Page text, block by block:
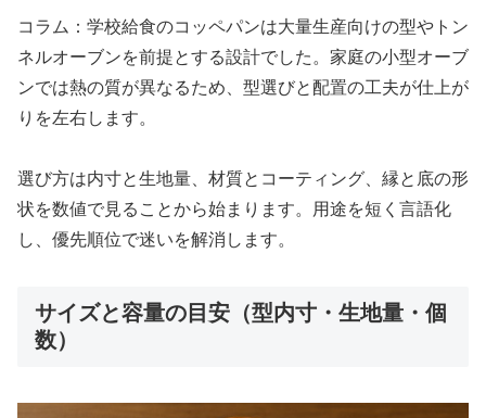
コラム：学校給食のコッペパンは大量生産向けの型やトン
ネルオーブンを前提とする設計でした。家庭の小型オーブ
ンでは熱の質が異なるため、型選びと配置の工夫が仕上が
りを左右します。
選び方は内寸と生地量、材質とコーティング、縁と底の形
状を数値で見ることから始まります。用途を短く言語化
し、優先順位で迷いを解消します。
サイズと容量の目安（型内寸・生地量・個
数）